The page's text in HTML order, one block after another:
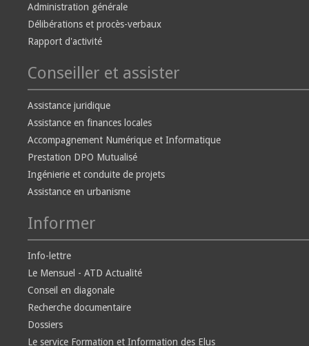
Administration générale
Délibérations et procès-verbaux
Rapport d'activité
Conseiller et assister
Assistance juridique
Assistance en finances locales
Accompagnement Numérique et Informatique
Prestation DPO Mutualisé
Ingénierie et conduite de projets
Assistance en urbanisme
Informer
Info-lettre
Le Mensuel - ATD Actualité
Conseil en diagonale
Recherche documentaire
Dossiers
Le service Formation et Information des Elus